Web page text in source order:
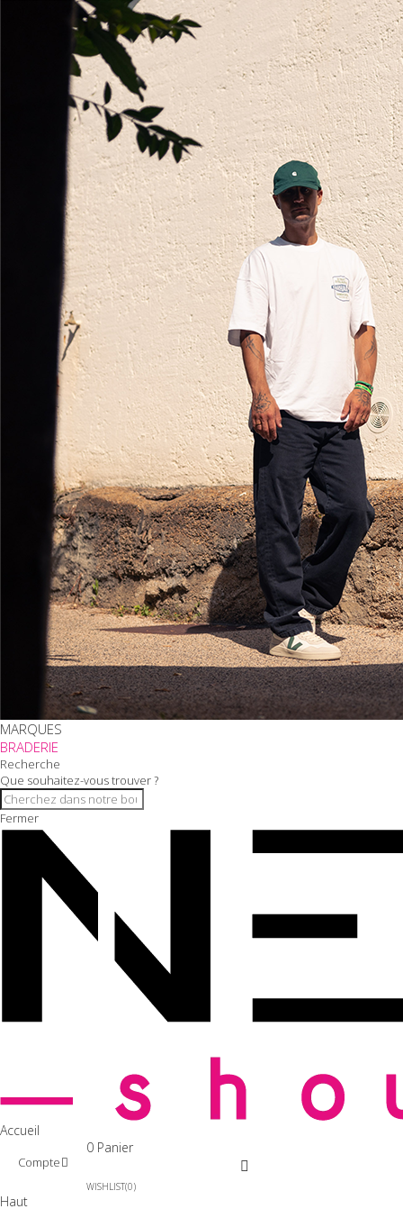
MARQUES
BRADERIE
Recherche
Que souhaitez-vous trouver ?
Fermer
Accueil
Compte
0 Panier
WISHLIST 0
Haut